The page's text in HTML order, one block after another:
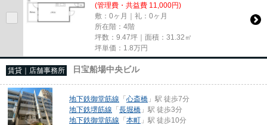
(管理費・共益費 11,000円)
敷：0ヶ月｜礼：0ヶ月
所在階：4階
坪数：9.47坪｜面積：31.32㎡
坪単価： 1.8万円
賃貸｜店舗事務所 日宝船場中央ビル
地下鉄御堂筋線 「心斎橋 」駅 徒歩7分
地下鉄堺筋線 「長堀橋 」駅 徒歩3分
地下鉄御堂筋線 「本町 」駅 徒歩10分